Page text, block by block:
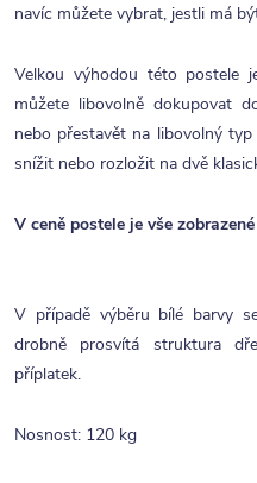
navíc můžete vybrat, jestli má
Velkou výhodou této postele
můžete libovolně dokupovat
nebo přestavět na libovolný
snížit nebo rozložit na dvě
V ceně postele je vše
V případě výběru bílé barvy
drobně prosvítá struktura
příplatek.
Nosnost: 120 kg